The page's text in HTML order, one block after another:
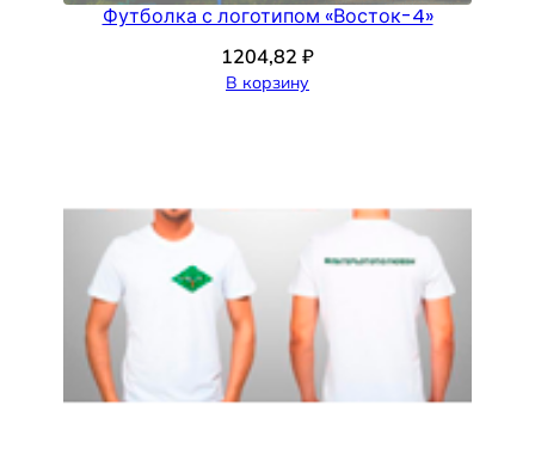
Футболка с логотипом «Восток-4»
1204,82 ₽
В корзину